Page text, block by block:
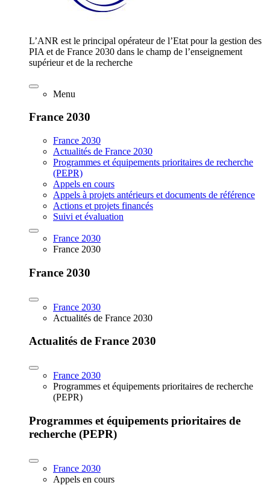
L’ANR est le principal opérateur de l’Etat pour la gestion des
PIA et de France 2030 dans le champ de l’enseignement
supérieur et de la recherche
Menu
France 2030
France 2030
Actualités de France 2030
Programmes et équipements prioritaires de recherche
(PEPR)
Appels en cours
Appels à projets antérieurs et documents de référence
Actions et projets financés
Suivi et évaluation
France 2030
France 2030
France 2030
France 2030
Actualités de France 2030
Actualités de France 2030
France 2030
Programmes et équipements prioritaires de recherche
(PEPR)
Programmes et équipements prioritaires de
recherche (PEPR)
France 2030
Appels en cours